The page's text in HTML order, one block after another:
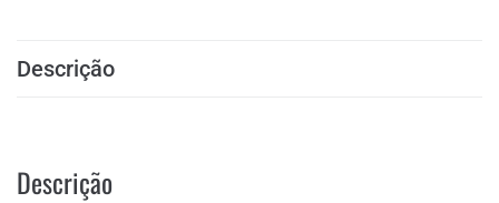
Descrição
Descrição